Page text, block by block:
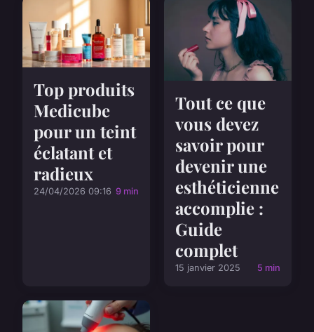
Top produits
Medicube
pour un teint
éclatant et
radieux
24/04/2026 09:16 9 min
Tout ce que
vous devez
savoir pour
devenir une
esthéticienne
accomplie :
Guide
complet
15 janvier 2025 5 min